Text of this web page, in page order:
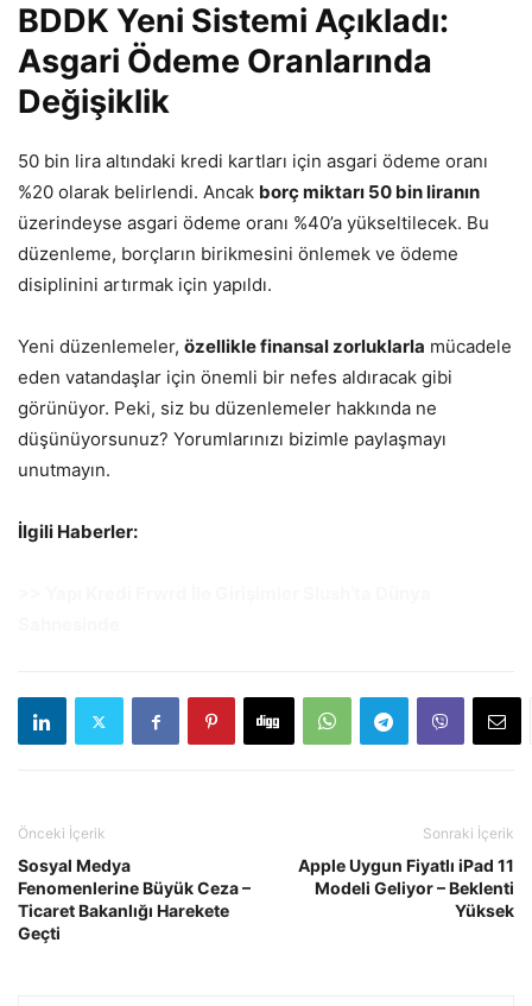
BDDK Yeni Sistemi Açıkladı:
Asgari Ödeme Oranlarında
Değişiklik
50 bin lira altındaki kredi kartları için asgari ödeme oranı
%20 olarak belirlendi. Ancak borç miktarı 50 bin liranın
üzerindeyse asgari ödeme oranı %40’a yükseltilecek. Bu
düzenleme, borçların birikmesini önlemek ve ödeme
disiplinini artırmak için yapıldı.
Yeni düzenlemeler, özellikle finansal zorluklarla mücadele
eden vatandaşlar için önemli bir nefes aldıracak gibi
görünüyor. Peki, siz bu düzenlemeler hakkında ne
düşünüyorsunuz? Yorumlarınızı bizimle paylaşmayı
unutmayın.
İlgili Haberler:
Önceki İçerik
Sosyal Medya
Fenomenlerine Büyük Ceza –
Ticaret Bakanlığı Harekete
Geçti
Sonraki İçerik
Apple Uygun Fiyatlı iPad 11
Modeli Geliyor – Beklenti
Yüksek